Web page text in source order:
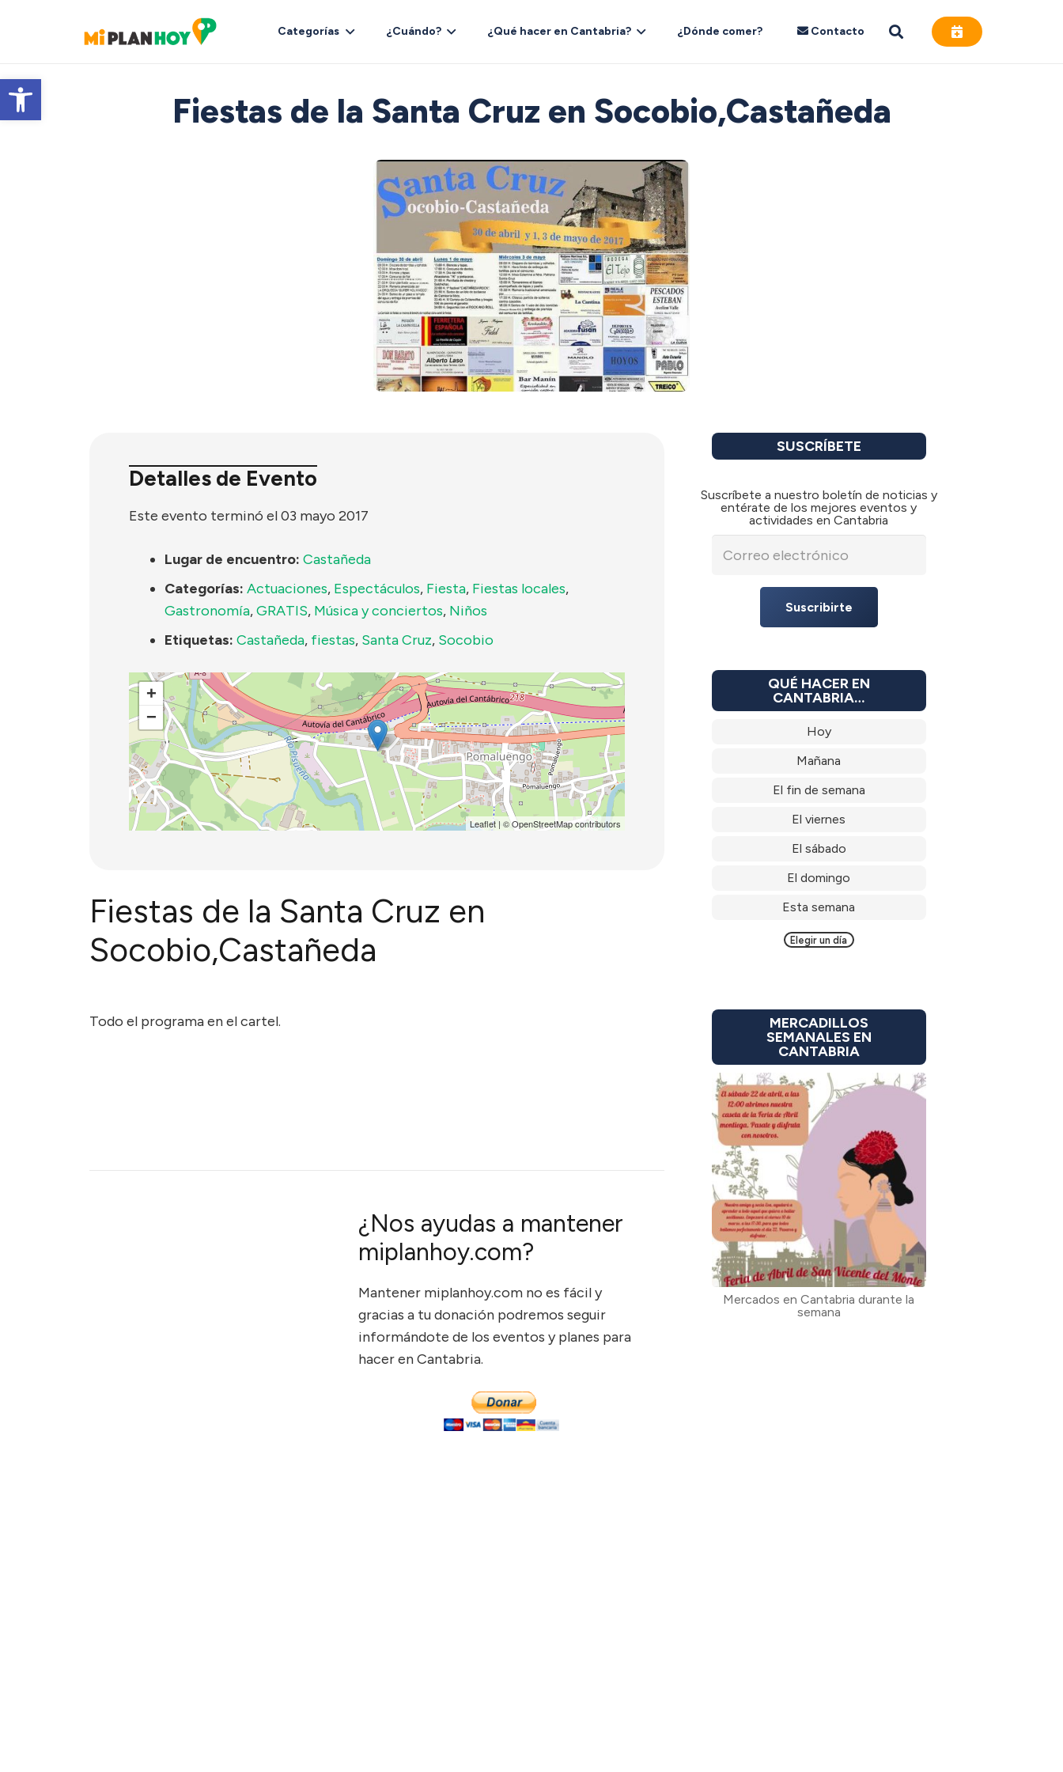
Abrir barra de herramientas
Categorías ¿Cuándo? ¿Qué hacer en Cantabria? ¿Dónde comer? Contacto
Fiestas de la Santa Cruz en Socobio,Castañeda
Detalles de Evento
Este evento terminó el 03 mayo 2017
Lugar de encuentro: Castañeda
Categorías: Actuaciones, Espectáculos, Fiesta, Fiestas locales,
Gastronomía,GRATIS, Música y conciertos, Niños
Etiquetas: Castañeda, fiestas, Santa Cruz, Socobio
+
−
Leaflet| ©OpenStreetMapcontributors
Fiestas de la Santa Cruz en
Socobio,Castañeda
Todo el programa en el cartel.
¿Nos ayudas a mantener
miplanhoy.com?
Mantener miplanhoy.com no es fácil y
gracias a tu donación podremos seguir
informándote de los eventos y planes para
hacer en Cantabria.
SUSCRÍBETE
Suscríbete a nuestro boletín de noticias y
entérate de los mejores eventos y
actividades en Cantabria
Suscribirte
QUÉ HACER EN
CANTABRIA…
Hoy
Mañana
El fin de semana
El viernes
El sábado
El domingo
Esta semana
Elegir un día
MERCADILLOS
SEMANALES EN
CANTABRIA
Mercados en Cantabria durante la
semana